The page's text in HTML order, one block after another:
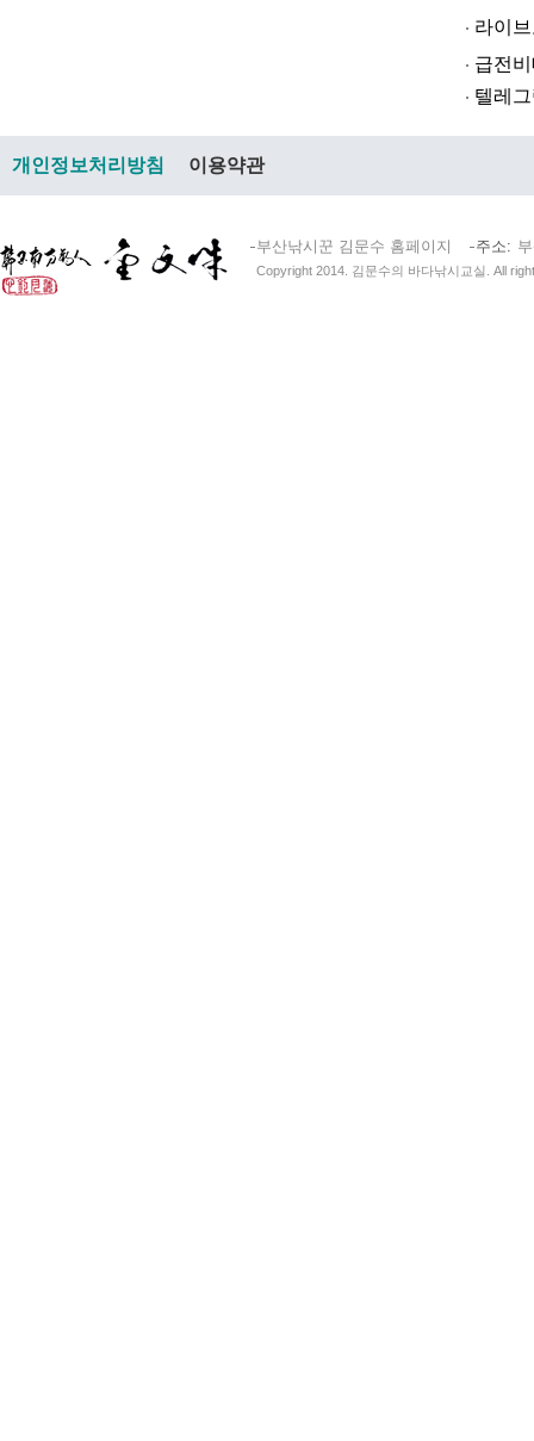
라­이브토­
급전비대면
텔레그램
개인정보처리방침 이용약관
부산낚시꾼 김문수 홈페이지 주소
Copyright 2014. 김문수의 바다낚시교실. All